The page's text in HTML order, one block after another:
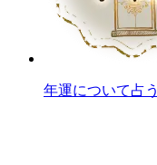
年運について占う